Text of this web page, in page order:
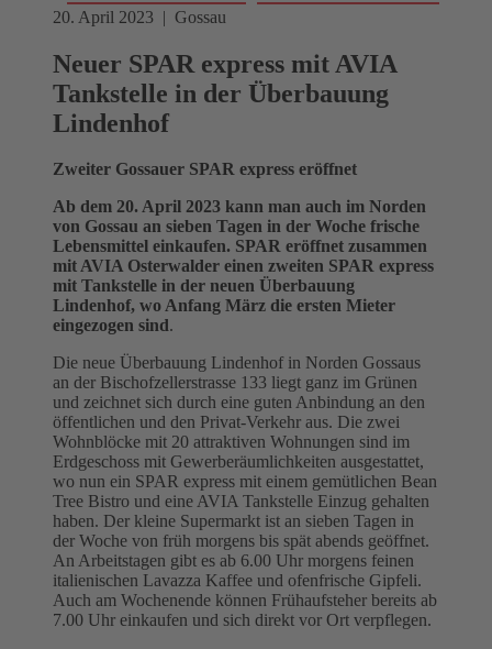
20. April 2023 | Gossau
Neuer SPAR express mit AVIA
Tankstelle in der Überbauung
Lindenhof
Zweiter Gossauer SPAR express eröffnet
Ab dem 20. April 2023 kann man auch im Norden
von Gossau an sieben Tagen in der Woche frische
Lebensmittel einkaufen. SPAR eröffnet zusammen
mit AVIA Osterwalder einen zweiten SPAR express
mit Tankstelle in der neuen Überbauung
Lindenhof, wo Anfang März die ersten Mieter
eingezogen sind.
Die neue Überbauung Lindenhof in Norden Gossaus
an der Bischofzellerstrasse 133 liegt ganz im Grünen
und zeichnet sich durch eine guten Anbindung an den
öffentlichen und den Privat-Verkehr aus. Die zwei
Wohnblöcke mit 20 attraktiven Wohnungen sind im
Erdgeschoss mit Gewerberäumlichkeiten ausgestattet,
wo nun ein SPAR express mit einem gemütlichen Bean
Tree Bistro und eine AVIA Tankstelle Einzug gehalten
haben. Der kleine Supermarkt ist an sieben Tagen in
der Woche von früh morgens bis spät abends geöffnet.
An Arbeitstagen gibt es ab 6.00 Uhr morgens feinen
italienischen Lavazza Kaffee und ofenfrische Gipfeli.
Auch am Wochenende können Frühaufsteher bereits ab
7.00 Uhr einkaufen und sich direkt vor Ort verpflegen.